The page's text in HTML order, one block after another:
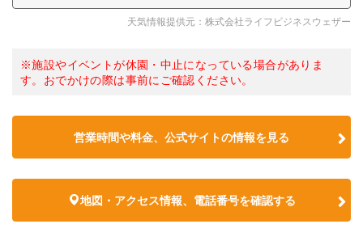
天気情報提供元：株式会社ライフビジネスウェザー
※施設やイベントが休園・中止になっている場合がありま
す。おでかけの際は事前にご確認ください。
営業時間や料金、公式サイトの情報を見る
地図・アクセス情報、電話番号を確認する